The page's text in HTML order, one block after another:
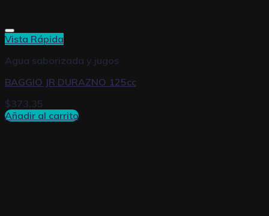
Vista Rápida
Agua saborizada y jugos
BAGGIO JR DURAZNO 125cc
$373,35
Añadir al carrito